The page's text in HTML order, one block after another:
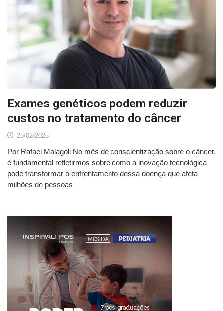
Exames genéticos podem reduzir
custos no tratamento do câncer
25/02/2025
Por Rafael Malagoli No mês de conscientização sobre o câncer,
é fundamental refletirmos sobre como a inovação tecnológica
pode transformar o enfrentamento dessa doença que afeta
milhões de pessoas